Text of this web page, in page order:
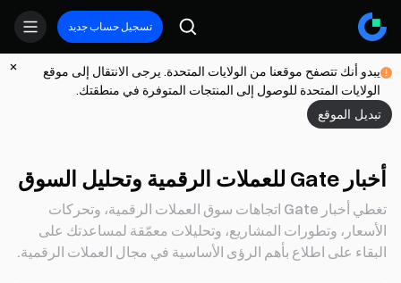
تسجيل حساب جديد
يبدو أنك تتصفح موقعنا من الولايات المتحدة. يرجى الانتقال إلى موقع
الولايات المتحدة للوصول إلى المنتجات المتوفرة في منطقتك.
تبديل الموقع
أخبار Gate للعملات الرقمية وتحليل السوق
تغطي أخبار Gate اتجاهات سوق العملات الرقمية، وتحركات
الأسعار، وتطورات المشاريع، وتحليلات معمّقة لمساعدتك على
البقاء على اطلاع بأهم الرؤى الأساسية في مجال العملات الرقمية.